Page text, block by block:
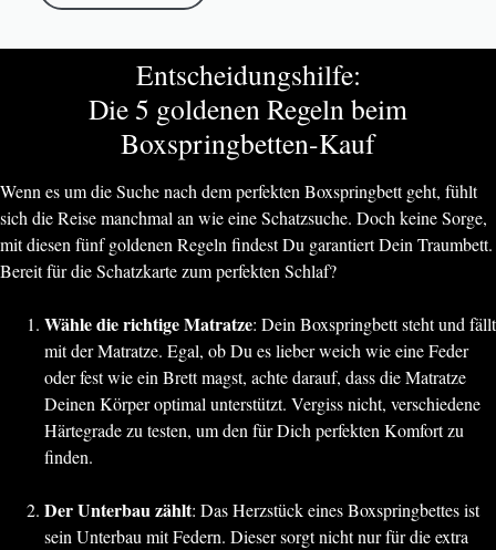
Entscheidungshilfe:
Die 5 goldenen Regeln beim
Boxspringbetten-Kauf
Wenn es um die Suche nach dem perfekten Boxspringbett geht, fühlt
sich die Reise manchmal an wie eine Schatzsuche. Doch keine Sorge,
mit diesen fünf goldenen Regeln findest Du garantiert Dein Traumbett.
Bereit für die Schatzkarte zum perfekten Schlaf?
Wähle die richtige Matratze: Dein Boxspringbett steht und fällt
mit der Matratze. Egal, ob Du es lieber weich wie eine Feder
oder fest wie ein Brett magst, achte darauf, dass die Matratze
Deinen Körper optimal unterstützt. Vergiss nicht, verschiedene
Härtegrade zu testen, um den für Dich perfekten Komfort zu
finden.
Der Unterbau zählt: Das Herzstück eines Boxspringbettes ist
sein Unterbau mit Federn. Dieser sorgt nicht nur für die extra